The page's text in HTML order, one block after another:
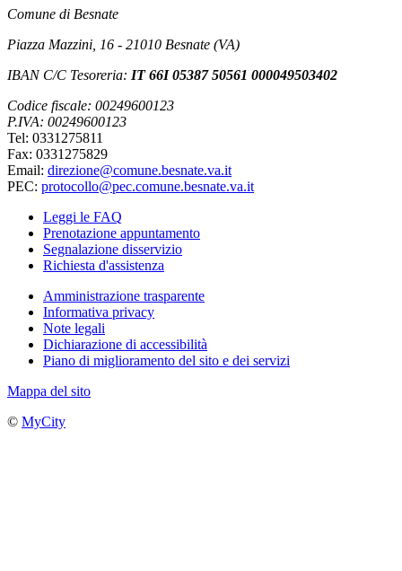
Comune di Besnate
Piazza Mazzini, 16 - 21010 Besnate (VA)
IBAN C/C Tesoreria: IT 66I 05387 50561 000049503402
Codice fiscale: 00249600123
P.IVA: 00249600123
Tel: 0331275811
Fax: 0331275829
Email: direzione@comune.besnate.va.it
PEC: protocollo@pec.comune.besnate.va.it
Leggi le FAQ
Prenotazione appuntamento
Segnalazione disservizio
Richiesta d'assistenza
Amministrazione trasparente
Informativa privacy
Note legali
Dichiarazione di accessibilità
Piano di miglioramento del sito e dei servizi
Mappa del sito
© MyCity